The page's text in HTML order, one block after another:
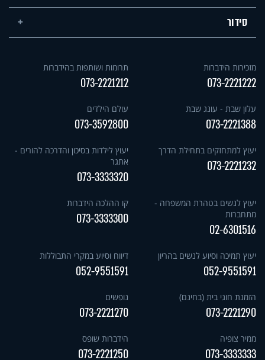
סידור
מזכירות הידברות
073-2221222
תרומות ושותפות בהידברות
073-2221212
עלון שבת - עונג שבת
073-2221388
עולם הילדים
073-3592800
יעוץ למתחזקים בתחילת הדרך
073-2221232
יעוץ לילדות בסיכון והדרכה להורים -
אתגר
073-3333320
יעוץ לנשים בטהרת המשפחה -
מתחברות
02-6301516
קו ההלכה הידברות
073-3333300
יעוץ תמיכה וסיוע לנשים בהריון
052-9551591
דיווח וסיוע במקרי התבוללות
052-9551591
הזמנת חוגי בית (בחינם)
073-2221290
נופשים
073-2221270
ממיר צופיה
073-3333333
הידברות שופס
073-2221250